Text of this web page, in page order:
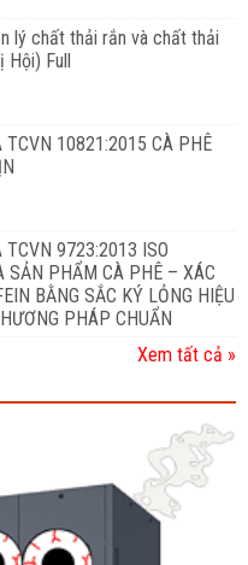
lý chất thải rắn và chất thải
Hội) Full
TCVN 10821:2015 CÀ PHÊ
TCVN 9723:2013 ISO
SẢN PHẨM CÀ PHÊ – XÁC
BẰNG SẮC KÝ LỎNG HIỆU
PHÁP CHUẨN
Xem tất cả »